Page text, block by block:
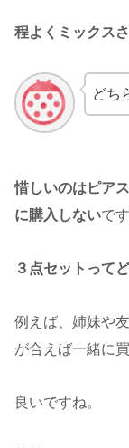
程よくミックス
どち
惜しいのはピア
に購入しないで
３点セットって
例えば、姉妹や
が合えば一緒に
良いですね。